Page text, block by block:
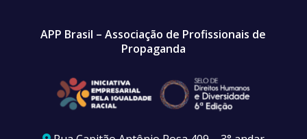
APP Brasil – Associação de Profissionais de
Propaganda